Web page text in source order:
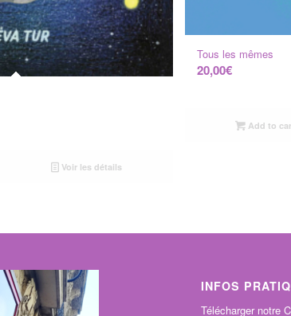
Voir les détails
Tous les mêmes
20,00€
Add to
INFOS
Télécharger notre